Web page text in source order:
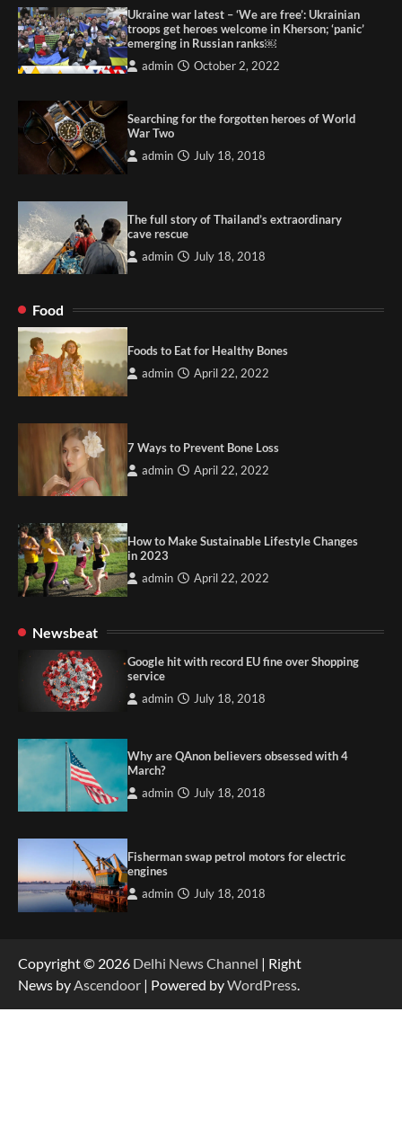
Ukraine war latest – ‘We are free’: Ukrainian
troops get heroes welcome in Kherson; ‘panic’
emerging in Russian ranks￼
admin October 2, 2022
Searching for the forgotten heroes of World
War Two
admin July 18, 2018
The full story of Thailand’s extraordinary
cave rescue
admin July 18, 2018
Food
Foods to Eat for Healthy Bones
admin April 22, 2022
7 Ways to Prevent Bone Loss
admin April 22, 2022
How to Make Sustainable Lifestyle Changes
in 2023
admin April 22, 2022
Newsbeat
Google hit with record EU fine over Shopping
service
admin July 18, 2018
Why are QAnon believers obsessed with 4
March?
admin July 18, 2018
Fisherman swap petrol motors for electric
engines
admin July 18, 2018
Copyright © 2026 Delhi News Channel | Right
News by Ascendoor | Powered byWordPress